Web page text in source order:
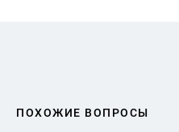
ПОХОЖИЕ ВОПРОСЫ